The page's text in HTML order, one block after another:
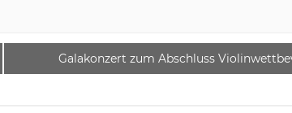
Galakonzert zum Abschluss